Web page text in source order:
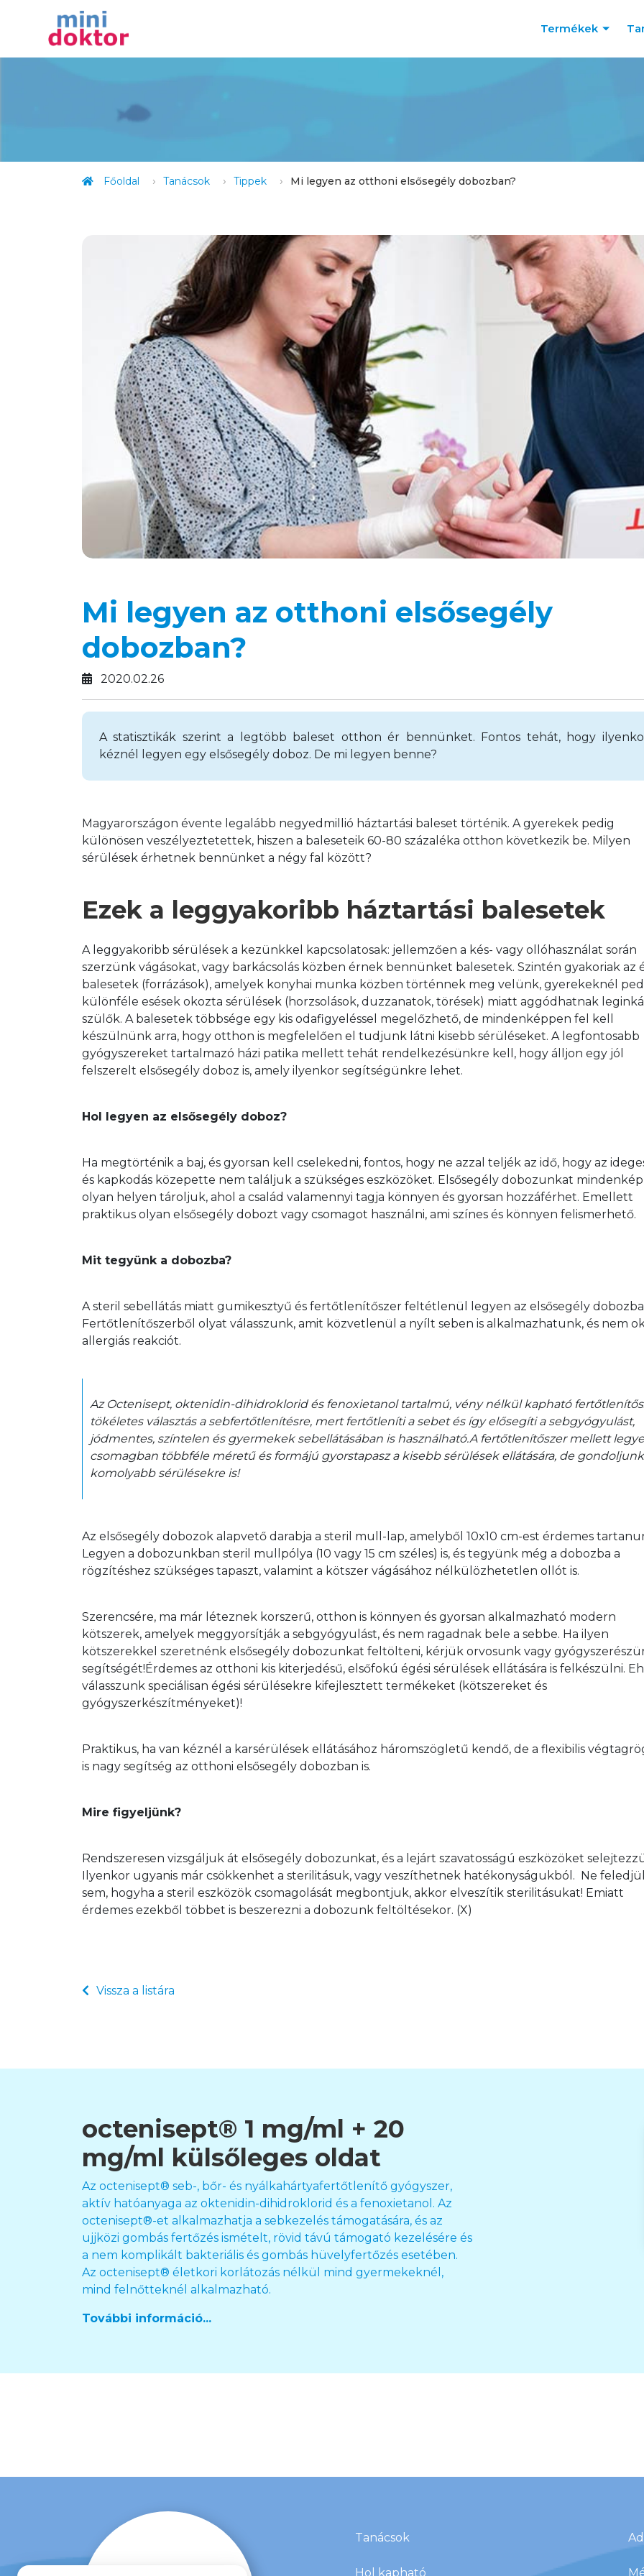
Termékek
Főoldal Tanácsok Tippek Mi legyen az otthoni elsősegély dobozban?
Mi legyen az otthoni elsősegély
dobozban?
2020.02.26
A statisztikák szerint a legtöbb baleset otthon ér bennünket. Fontos tehát, hogy
kéznél legyen egy elsősegély doboz. De mi legyen benne?
Magyarországon évente legalább negyedmillió háztartási baleset történik. A gyerekek pedig
különösen veszélyeztetettek, hiszen a baleseteik 60-80 százaléka otthon következik be. Milyen
sérülések érhetnek bennünket a négy fal között?
Ezek a leggyakoribb háztartási balesetek
A leggyakoribb sérülések a kezünkkel kapcsolatosak: jellemzően a kés- vagy ollóhasználat során
szerzünk vágásokat, vagy barkácsolás közben érnek bennünket balesetek. Szintén gyakoriak az
balesetek (forrázások), amelyek konyhai munka közben történnek meg velünk, gyerekeknél
különféle esések okozta sérülések (horzsolások, duzzanatok, törések) miatt aggódhatnak
szülők. A balesetek többsége egy kis odafigyeléssel megelőzhető, de mindenképpen fel kell
készülnünk arra, hogy otthon is megfelelően el tudjunk látni kisebb sérüléseket. A legfontosabb
gyógyszereket tartalmazó házi patika mellett tehát rendelkezésünkre kell, hogy álljon egy jól
felszerelt elsősegély doboz is, amely ilyenkor segítségünkre lehet.
Hol legyen az elsősegély doboz?
Ha megtörténik a baj, és gyorsan kell cselekedni, fontos, hogy ne azzal teljék az idő, hogy az
és kapkodás közepette nem találjuk a szükséges eszközöket. Elsősegély dobozunkat
olyan helyen tároljuk, ahol a család valamennyi tagja könnyen és gyorsan hozzáférhet. Emellett
praktikus olyan elsősegély dobozt vagy csomagot használni, ami színes és könnyen felismerhető.
Mit tegyünk a dobozba?
A steril sebellátás miatt gumikesztyű és fertőtlenítőszer feltétlenül legyen az elsősegély
Fertőtlenítőszerből olyat válasszunk, amit közvetlenül a nyílt seben is alkalmazhatunk, és nem
allergiás reakciót.
Az Octenisept, oktenidin-dihidroklorid és fenoxietanol tartalmú, vény nélkül kapható
tökéletes választás a sebfertőtlenítésre, mert fertőtleníti a sebet és így elősegíti a sebgyógyulást,
jódmentes, színtelen és gyermekek sebellátásában is használható.A fertőtlenítőszer mellett
csomagban többféle méretű és formájú gyorstapasz a kisebb sérülések ellátására, de
komolyabb sérülésekre is!
Az elsősegély dobozok alapvető darabja a steril mull-lap, amelyből 10x10 cm-est érdemes
Legyen a dobozunkban steril mullpólya (10 vagy 15 cm széles) is, és tegyünk még a dobozba a
rögzítéshez szükséges tapaszt, valamint a kötszer vágásához nélkülözhetetlen ollót is.
Szerencsére, ma már léteznek korszerű, otthon is könnyen és gyorsan alkalmazható modern
kötszerek, amelyek meggyorsítják a sebgyógyulást, és nem ragadnak bele a sebbe. Ha ilyen
kötszerekkel szeretnénk elsősegély dobozunkat feltölteni, kérjük orvosunk vagy
segítségét!Érdemes az otthoni kis kiterjedésű, elsőfokú égési sérülések ellátására is felkészülni.
válasszunk speciálisan égési sérülésekre kifejlesztett termékeket (kötszereket és
gyógyszerkészítményeket)!
Praktikus, ha van kéznél a karsérülések ellátásához háromszögletű kendő, de a flexibilis
is nagy segítség az otthoni elsősegély dobozban is.
Mire figyeljünk?
Rendszeresen vizsgáljuk át elsősegély dobozunkat, és a lejárt szavatosságú eszközöket
Ilyenkor ugyanis már csökkenhet a sterilitásuk, vagy veszíthetnek hatékonyságukból.  Ne
sem, hogyha a steril eszközök csomagolását megbontjuk, akkor elveszítik sterilitásukat! Emiatt
érdemes ezekből többet is beszerezni a dobozunk feltöltésekor. (X)
Vissza a listára
octenisept® 1 mg/ml + 20
mg/ml külsőleges oldat
Az octenisept® seb-, bőr- és nyálkahártyafertőtlenítő gyógyszer,
aktív hatóanyaga az oktenidin-dihidroklorid és a fenoxietanol. Az
octenisept®-et alkalmazhatja a sebkezelés támogatására, és az
ujjközi gombás fertőzés ismételt, rövid távú támogató kezelésére és
a nem komplikált bakteriális és gombás hüvelyfertőzés esetében.
Az octenisept® életkori korlátozás nélkül mind gyermekeknél,
mind felnőtteknél alkalmazható.
További információ...
Tanácsok
Hol kapható